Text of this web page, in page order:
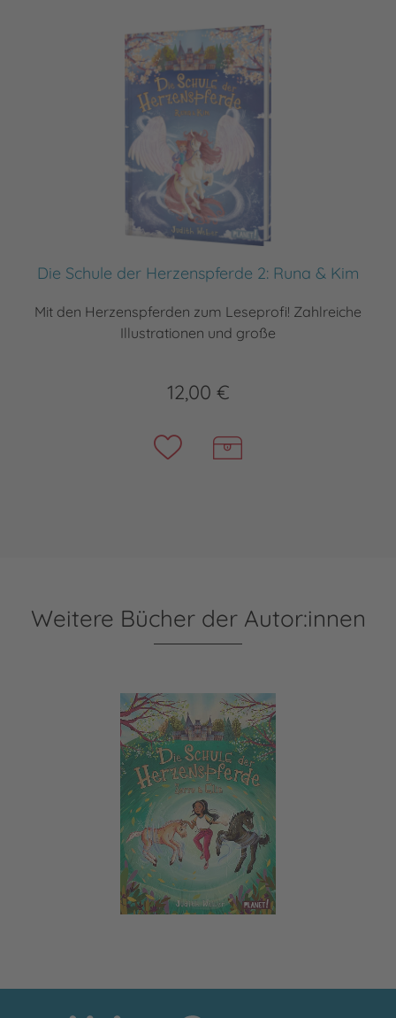
Die Schule der Herzenspferde 2: Runa & Kim
Mit den Herzenspferden zum Leseprofi! Zahlreiche
Illustrationen und große
12,00 €
Weitere Bücher der Autor:innen
Die Schule der Herzenspferde 3: Zorro & Elin